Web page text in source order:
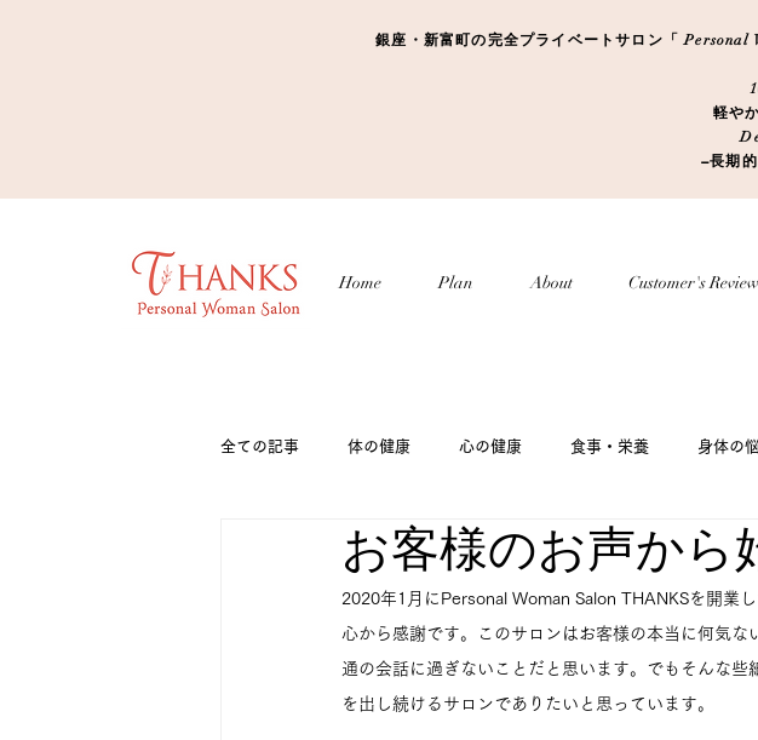
銀座・新富町の完全プライベートサロン「 Personal
軽や
​−長期
Home Plan About Customer's Review
全ての記事 体の健康 心の健康 食事・栄養 身体の
サバサバした人生観 私のこと
お客様のお声から
2020年1月にPersonal Woman Salon THANKSを開業
心から感謝です。このサロンはお客様の本当に何気
通の会話に過ぎないことだと思います。でもそんな
を出し続けるサロンでありたいと思っています。